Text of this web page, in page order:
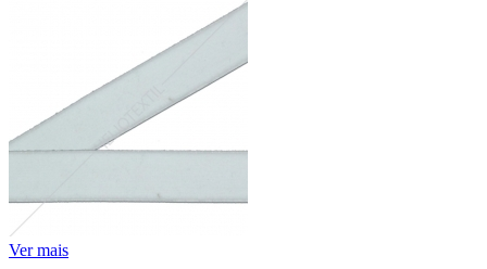
Ver mais